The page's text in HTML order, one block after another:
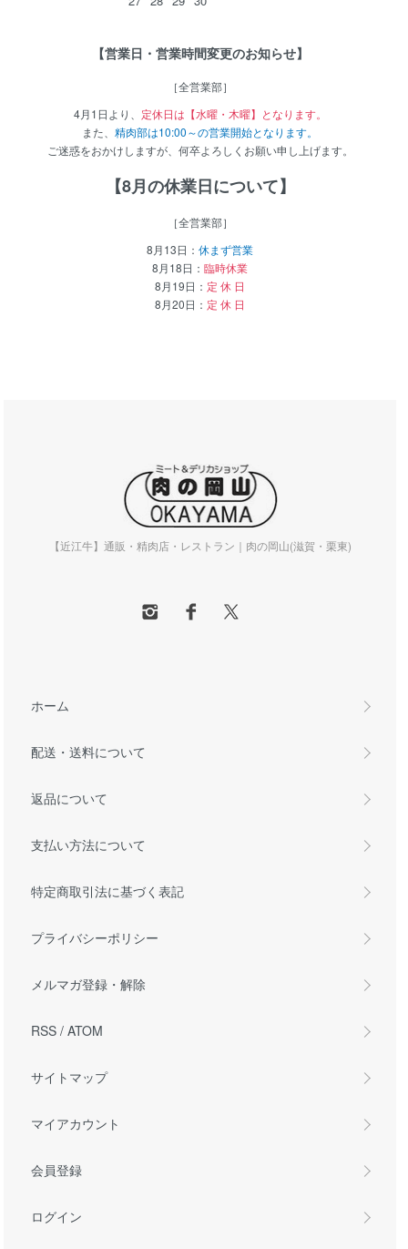
【営業日・営業時間変更のお知らせ】
［全営業部］
4月1日より、 定休日は【水曜・木曜】となります。
また、 精肉部は10:00～の営業開始となります。
ご迷惑をおかけしますが、何卒よろしくお願い申し上げます。
【8月の休業日について】
［全営業部］
8月13日： 休まず営業
8月18日： 臨時休業
8月19日： 定 休 日
8月20日： 定 休 日
【近江牛】通販・精肉店・レストラン｜肉の岡山(滋賀・栗東)
ホーム
配送・送料について
返品について
支払い方法について
特定商取引法に基づく表記
プライバシーポリシー
メルマガ登録・解除
RSS /ATOM
サイトマップ
マイアカウント
会員登録
ログイン